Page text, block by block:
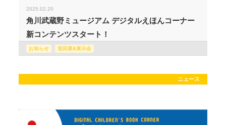
2025.02.20
角川武蔵野ミュージアム デジタルえほんコーナー
新コンテンツスタート！
お知らせ 巡回展&展示会
ニュース